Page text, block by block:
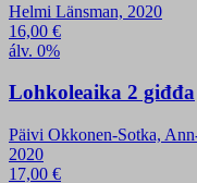
Helmi Länsman, 2020
16,00 €
álv. 0%
Lohkoleaika 2 giđđa
Päivi Okkonen-Sotka,
2020
17,00 €